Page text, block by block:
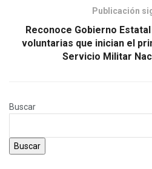
Publicación
Reconoce Gobierno
voluntarias que inician el
Servicio Militar
Buscar
Buscar